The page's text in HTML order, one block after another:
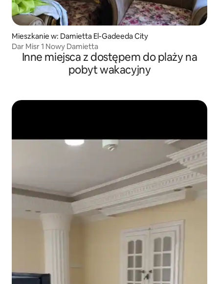
Mieszkanie w: Damietta El-Gadeeda City
Dar Misr 1 Nowy Damietta
Inne miejsca z dostępem do plaży na
pobyt wakacyjny